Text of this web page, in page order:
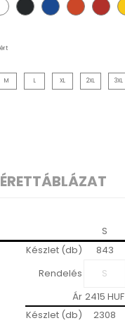
M L XL 2XL 3XL
S
Készlet (db) 843
Rendelés
Ár 2415 HUF
Készlet (db)
2308